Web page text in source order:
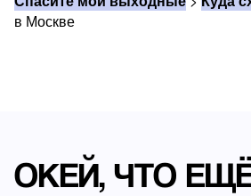
в Москве
ОКЕЙ, ЧТО